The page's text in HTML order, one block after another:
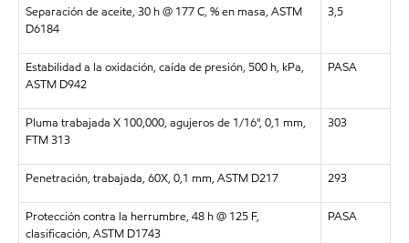
Separación de aceite, 30 h @ 177 C, % en masa, ASTM
D6184
3,5
Estabilidad a la oxidación, caída de presión, 500 h, kPa,
ASTM D942
PASA
Pluma trabajada X 100,000, agujeros de 1/16", 0,1 mm,
FTM 313
303
Penetración, trabajada, 60X, 0,1 mm, ASTM D217 293
Protección contra la herrumbre, 48 h @ 125 F,
clasificación, ASTM D1743
PASA